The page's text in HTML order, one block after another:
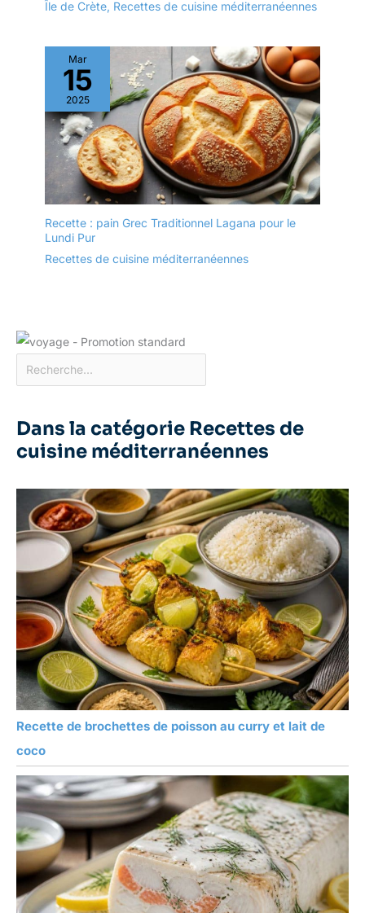
individuels de vaisselle
service, grand plateau) et
un service combiné à
plusieurs pièces.
Île de Crète, Recettes de cuisine méditerranéennes
Mar
15
2025
Recette : pain Grec Traditionnel Lagana pour le
Lundi Pur
Recettes de cuisine méditerranéennes
Dans la catégorie Recettes de
cuisine méditerranéennes
Recette de brochettes de poisson au curry et lait de
coco